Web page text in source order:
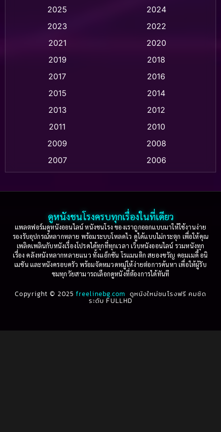
Animation แอนิเมชัน (1)
Animation แอนิเมชั่น (1)
Based on a True Story เรื่องจริง(36)
Based on Novel(16)
Betrayal(1)
Biography(3)
Biography ชีวประวัติ (61)
2025
2024
2023
2022
2021
2020
2019
2018
2017
2016
2015
2014
2013
2012
2011
2010
2009
2008
2007
2006
2003
2002
2001
2000
1999
1998
1997
1996
1995
1994
1993
1992
1991
1990
ดูหนังชนโรงครบทุกเรื่องในที่เดียว
แพลตฟอร์มดูหนังออนไลน์ หนังชนโรง ของเราถูกออกแบบมาให้ใช้งานง่าย
รองรับอุปกรณ์หลากหลาย พร้อมระบบโหลดไว ดูได้แบบไม่กระตุก เพื่อให้คุณ
เพลิดเพลินกับหนังเรื่องโปรดได้ทุกที่ทุกเวลา เว็บหนังออนไลน์ รวมหนังทุก
เรื่อง คลังหนังหลากหลายแนว ทั้งแอ็กชัน โรแมนติก สยองขวัญ คอมเมดี้ อนิ
เมชัน และหนังครอบครัว พร้อมจัดหมวดหมู่ให้ง่ายต่อการค้นหา เพื่อให้ผู้รับ
ชมทุกวัยสามารถเลือกดูหนังที่ต้องการได้ทันที
Copyright © 2025freelinebg.com ดูหนังใหม่ชนโรงฟรี คมชัด
ระดับ FULLHD